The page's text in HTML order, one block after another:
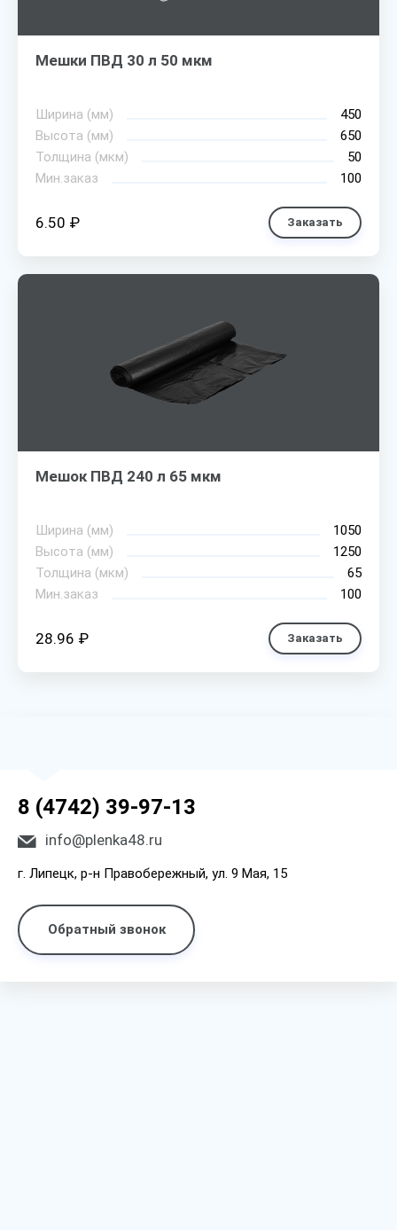
Мешки ПВД 30 л 50 мкм
Ширина (мм)
450
Высота (мм)
650
Толщина (мкм)
50
Мин.заказ
100
6.50 ₽ Заказать
Мешок ПВД 240 л 65 мкм
Ширина (мм)
1050
Высота (мм)
1250
Толщина (мкм)
65
Мин.заказ
100
28.96 ₽ Заказать
8 (4742) 39-97-13
info@plenka48.ru
г. Липецк, р-н Правобережный, ул. 9 Мая, 15
Обратный звонок